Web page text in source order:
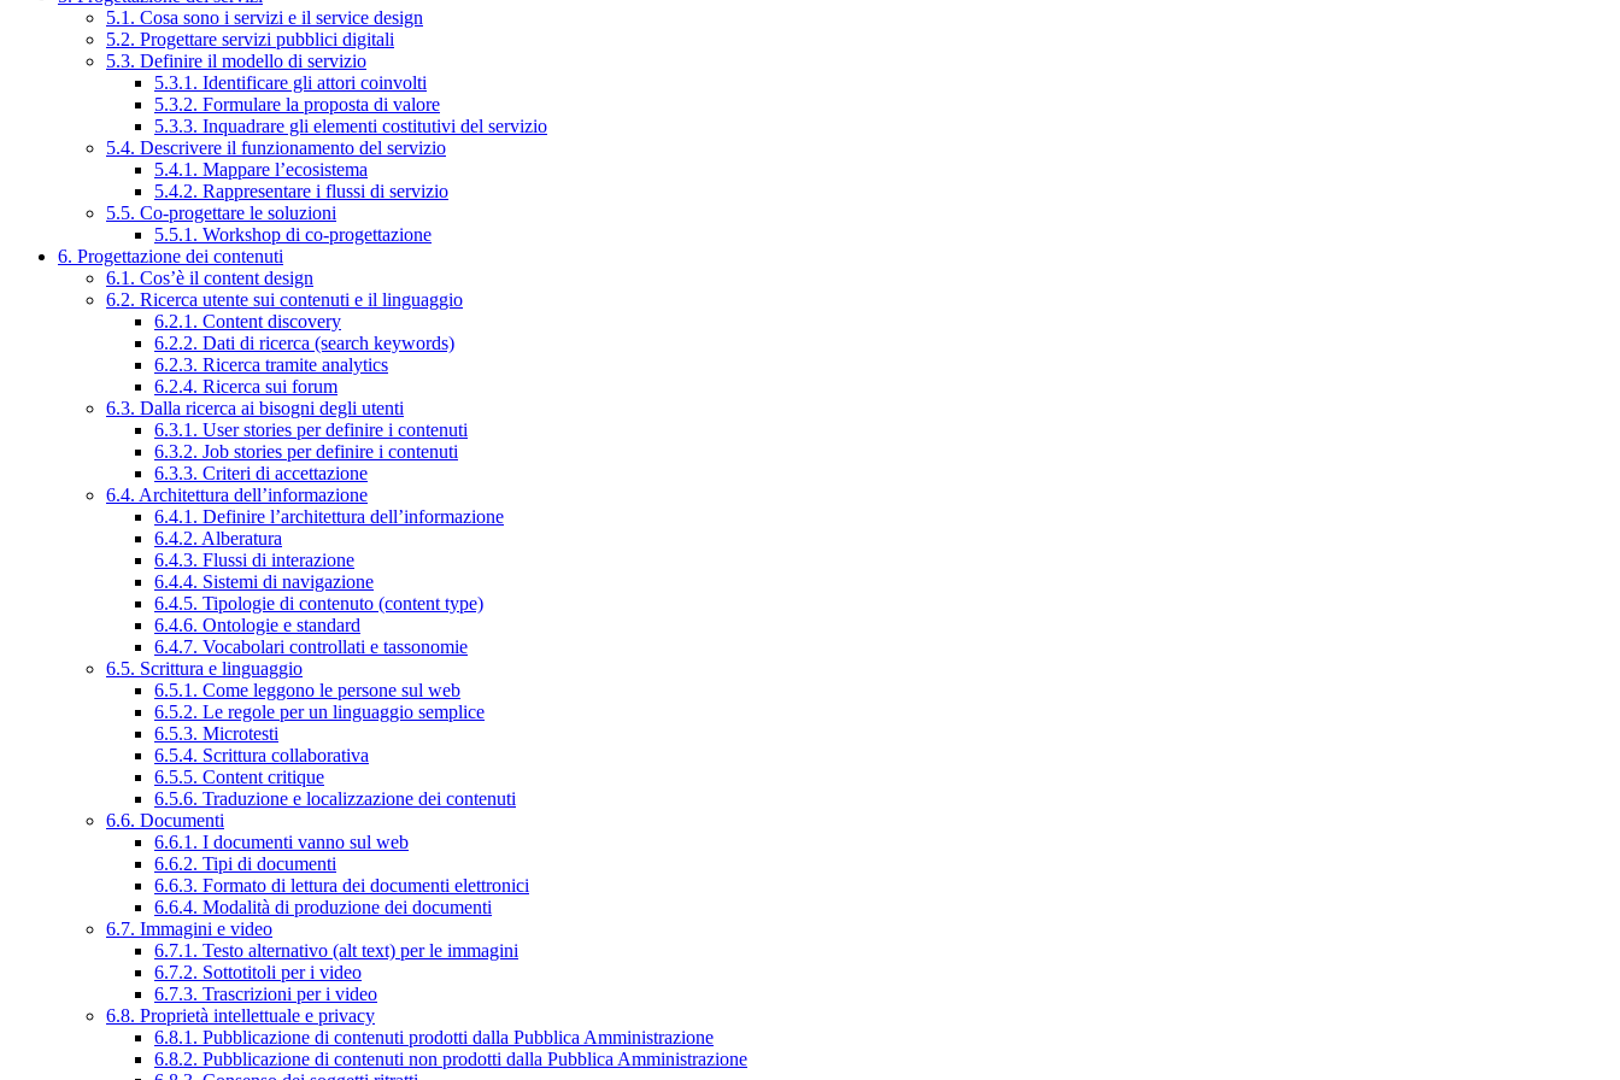
5.1. Cosa sono i servizi e il service design
5.2. Progettare servizi pubblici digitali
5.3. Definire il modello di servizio
5.3.1. Identificare gli attori coinvolti
5.3.2. Formulare la proposta di valore
5.3.3. Inquadrare gli elementi costitutivi del servizio
5.4. Descrivere il funzionamento del servizio
5.4.1. Mappare l’ecosistema
5.4.2. Rappresentare i flussi di servizio
5.5. Co-progettare le soluzioni
5.5.1. Workshop di co-progettazione
6. Progettazione dei contenuti
6.1. Cos’è il content design
6.2. Ricerca utente sui contenuti e il linguaggio
6.2.1. Content discovery
6.2.2. Dati di ricerca (search keywords)
6.2.3. Ricerca tramite analytics
6.2.4. Ricerca sui forum
6.3. Dalla ricerca ai bisogni degli utenti
6.3.1. User stories per definire i contenuti
6.3.2. Job stories per definire i contenuti
6.3.3. Criteri di accettazione
6.4. Architettura dell’informazione
6.4.1. Definire l’architettura dell’informazione
6.4.2. Alberatura
6.4.3. Flussi di interazione
6.4.4. Sistemi di navigazione
6.4.5. Tipologie di contenuto (content type)
6.4.6. Ontologie e standard
6.4.7. Vocabolari controllati e tassonomie
6.5. Scrittura e linguaggio
6.5.1. Come leggono le persone sul web
6.5.2. Le regole per un linguaggio semplice
6.5.3. Microtesti
6.5.4. Scrittura collaborativa
6.5.5. Content critique
6.5.6. Traduzione e localizzazione dei contenuti
6.6. Documenti
6.6.1. I documenti vanno sul web
6.6.2. Tipi di documenti
6.6.3. Formato di lettura dei documenti elettronici
6.6.4. Modalità di produzione dei documenti
6.7. Immagini e video
6.7.1. Testo alternativo (alt text) per le immagini
6.7.2. Sottotitoli per i video
6.7.3. Trascrizioni per i video
6.8. Proprietà intellettuale e privacy
6.8.1. Pubblicazione di contenuti prodotti dalla Pubblica Amministrazione
6.8.2. Pubblicazione di contenuti non prodotti dalla Pubblica Amministrazione